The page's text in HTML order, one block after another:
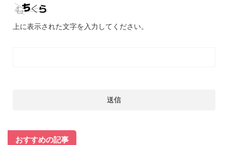
上に表示された文字を入力してください。
おすすめの記事